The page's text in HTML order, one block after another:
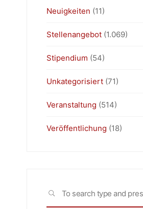
Neuigkeiten (11)
Stellenangebot(1.069)
Stipendium (54)
Unkategorisiert(71)
Veranstaltung (514)
Veröffentlichung (18)
SEARCH